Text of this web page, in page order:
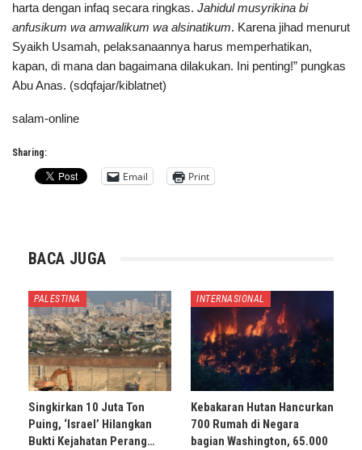
harta dengan infaq secara ringkas. Jahidul musyrikina bi
anfusikum wa amwalikum wa alsinatikum. Karena jihad menurut
Syaikh Usamah, pelaksanaannya harus memperhatikan,
kapan, di mana dan bagaimana dilakukan. Ini penting!” pungkas
Abu Anas. (sdqfajar/kiblatnet)
salam-online
Sharing:
Email Print
BACA JUGA
PALESTINA
Singkirkan 10 Juta Ton
Puing, ‘Israel’ Hilangkan
Bukti Kejahatan Perang…
INTERNASIONAL
Kebakaran Hutan Hancurkan
700 Rumah di Negara
bagian Washington, 65.000